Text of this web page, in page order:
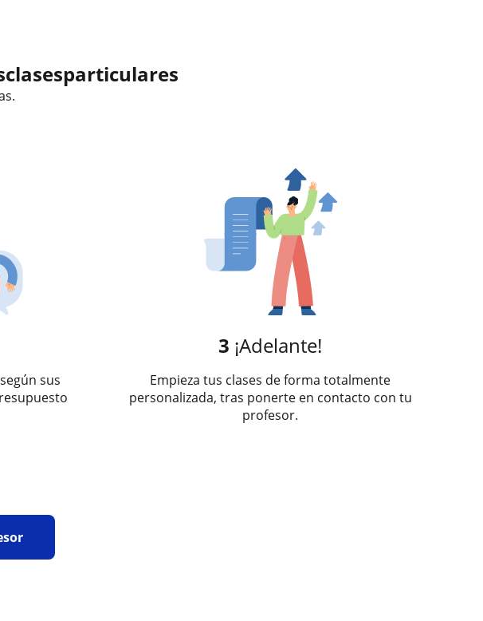
sus
3 ¡Adelante!
Empieza tus clases de forma totalmente
personalizada, tras ponerte en contacto con tu
profesor.